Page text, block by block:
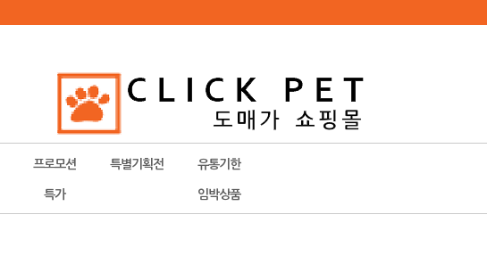
프로모션
특가
특별기획전
유통기한
임박상품